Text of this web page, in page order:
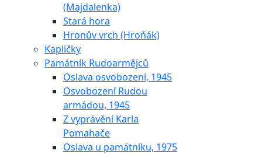
(Majdalenka)
Stará hora
Hronův vrch (Hroňák)
Kapličky
Památník Rudoarmějců
Oslava osvobození, 1945
Osvobození Rudou
armádou, 1945
Z vyprávění Karla
Pomahače
Oslava u památníku, 1975